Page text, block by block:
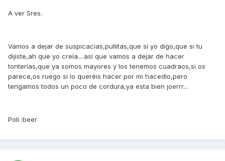
A ver Sres.
Vamos a dejar de suspicacias,pullitas,que si yo digo,que si tu
dijiste,ah que yo creía....así que vamos a dejar de hacer
tonterías,que ya somos mayores y los tenemos cuadraos,si os
parece,os ruego si lo queréis hacer por mi hacedlo,pero
tengamos todos un poco de cordura,ya esta bien joerrr...
Poli :beer